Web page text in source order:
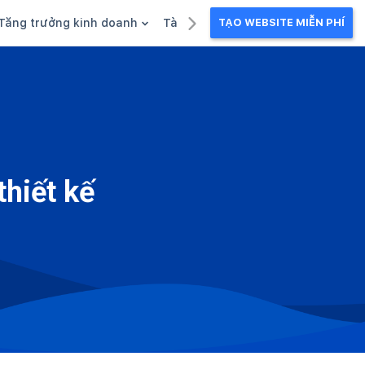
trưởng kinh doanh Tài liệu kinh doanhTẠO WEBSITE MIỄN PHÍ
kế